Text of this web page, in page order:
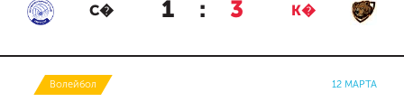
С� 1 : 3 К�
Волейбол 12 МАРТА